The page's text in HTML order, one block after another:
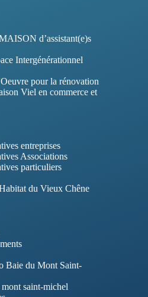
d’assistant(e)s
Intergénérationnel
pour la rénovation
Viel en commerce et
entreprises
Associations
particuliers
du Vieux Chêne
Baie du Mont Saint-
saint-michel